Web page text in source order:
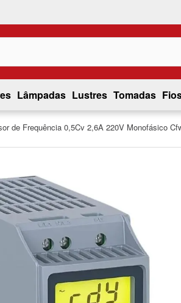
Lâmpadas Lustres Tomadas
de Frequência 0,5Cv 2,6A 220V Monofásico